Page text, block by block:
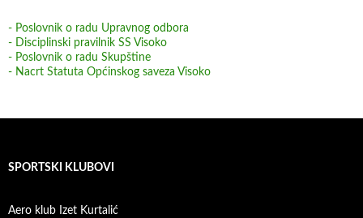
- Poslovnik o radu Upravnog odbora
- Disciplinski pravilnik SS Visoko
- Poslovnik o radu Skupštine
- Nacrt Statuta Općinskog saveza Visoko
SPORTSKI KLUBOVI
Aero klub Izet Kurtalić